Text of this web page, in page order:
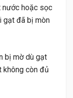
nước hoặc sọc
gạt đã bị mòn
bị mờ dù gạt
không còn đủ